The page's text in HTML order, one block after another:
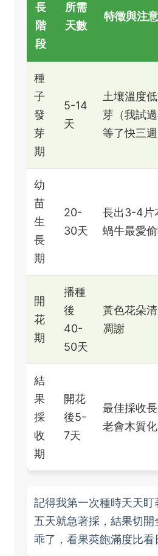
長
階
段
所需
天數
特徵與注
種
子
發
芽
期
5-14
天
土壤溫度
芽（我試
等了快三週
幼
苗
生
長
期
20-
30天
長出3-4片
蝸牛最愛
開
花
期
播種
後
40-
50天
黃色花朵
凋謝
結
果
採
收
期
開花
後5-
7天
最佳採收
老會木質化
記得我第一次種時天天
五天就急著採，結果切
乖了，看果莢飽滿度比看